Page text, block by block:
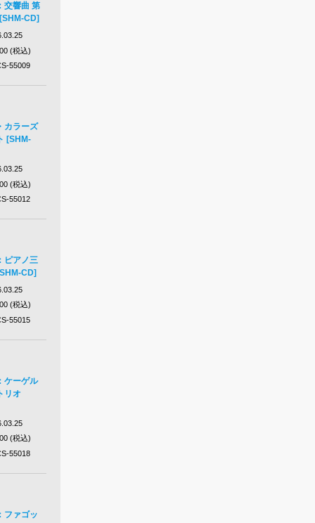
交響曲 第
CD]
(税込)
55009
カラーズ
[SHM-
(税込)
55012
ピアノ三
CD]
(税込)
55015
ケーゲル
リオ
(税込)
55018
ファゴッ